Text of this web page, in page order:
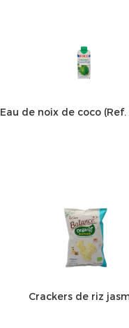
Eau de noix de coco (Ref.
Crackers de riz